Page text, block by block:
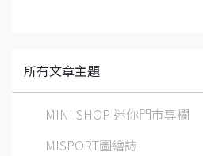
所有文章主題
MINI SHOP 迷你門市專欄
MISPORT圖繪誌